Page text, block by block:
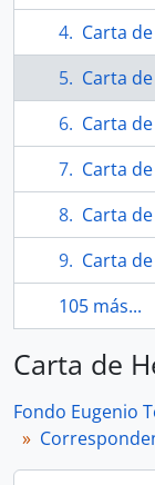
Carta de
Carta
Carta
Carta
Carta
Carta
105 más...
Carta de
Fondo Eugenio